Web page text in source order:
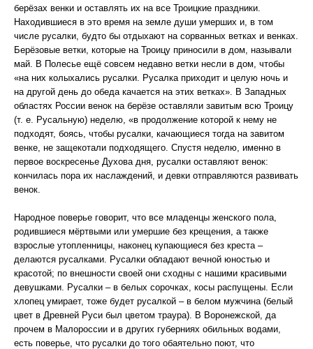
берёзах венки и оставлять их на все Троицкие праздники.
Находившиеся в это время на земле души умерших и, в том
числе русалки, будто бы отдыхают на сорванных ветках и венках.
Берёзовые ветки, которые на Троицу приносили в дом, называли
май. В Полесье ещё совсем недавно ветки несли в дом, чтобы
«на них колыхались русалки. Русалка приходит и целую ночь и
на другой день до обеда качается на этих ветках». В Западных
областях России венок на берёзе оставляли завитым всю Троицу
(т. е. Русальную) неделю, «в продолжение которой к нему не
подходят, боясь, чтобы русалки, качающиеся тогда на завитом
венке, не защекотали подходящего. Спустя неделю, именно в
первое воскресенье Духова дня, русалки оставляют венок:
кончилась пора их наслаждений, и девки отправляются развивать
венок.
Народное поверье говорит, что все младенцы женского пола,
родившиеся мёртвыми или умершие без крещения, а также
взрослые утопленницы, наконец купающиеся без креста –
делаются русалками. Русалки обладают вечной юностью и
красотой; по внешности своей они сходны с нашими красивыми
девушками. Русалки – в белых сорочках, косы распущены. Если
хлопец умирает, тоже будет русалкой – в белом мужчина (белый
цвет в Древней Руси был цветом траура). В Воронежской, да
прочем в Малороссии и в других губерниях обильных водами,
есть поверье, что русалки до того обаятельно поют, что